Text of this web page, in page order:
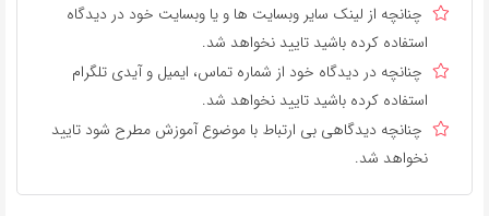
چنانچه از لینک سایر وبسایت ها و یا وبسایت خود در دیدگاه
استفاده کرده باشید تایید نخواهد شد.
چنانچه در دیدگاه خود از شماره تماس، ایمیل و آیدی تلگرام
استفاده کرده باشید تایید نخواهد شد.
چنانچه دیدگاهی بی ارتباط با موضوع آموزش مطرح شود تایید
نخواهد شد.